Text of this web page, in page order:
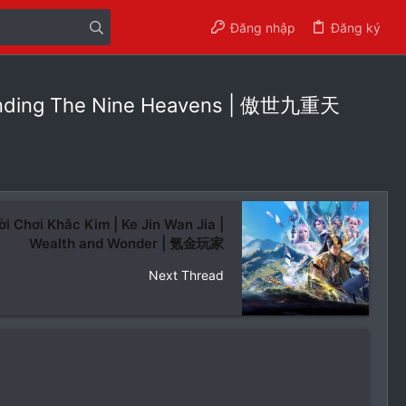
Đăng nhập Đăng ký
The Nine Heavens | 傲世九重天
Chơi Khắc Kim | Ke Jin Wan Jia |
Wealth and Wonder | 氪金玩家
Next Thread